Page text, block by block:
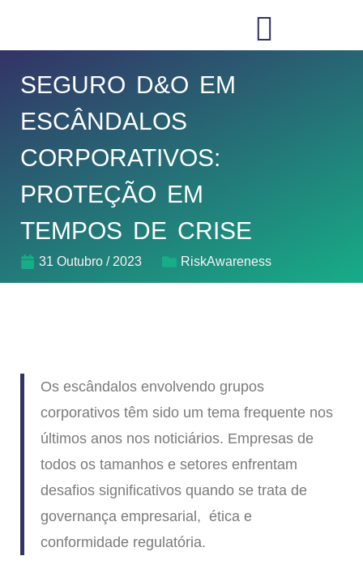
SEGURO D&O EM
ESCÂNDALOS
CORPORATIVOS:
PROTEÇÃO EM
TEMPOS DE CRISE
31 Outubro / 2023 RiskAwareness
Os escândalos envolvendo grupos
corporativos têm sido um tema frequente nos
últimos anos nos noticiários. Empresas de
todos os tamanhos e setores enfrentam
desafios significativos quando se trata de
governança empresarial, ética e
conformidade regulatória.